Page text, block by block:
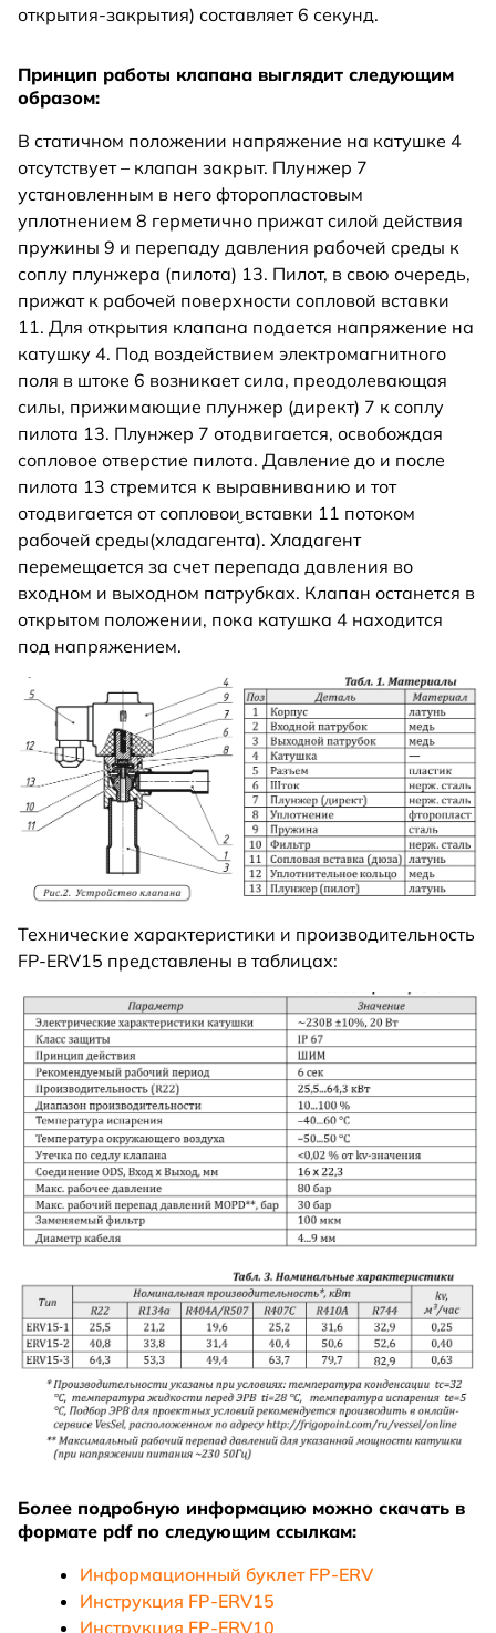
открытия-закрытия) составляет 6 секунд.
Принцип работы клапана выглядит следующим
образом:
В статичном положении напряжение на катушке 4
отсутствует – клапан закрыт. Плунжер 7
установленным в него фторопластовым
уплотнением 8 герметично прижат силой действия
пружины 9 и перепаду давления рабочей среды к
соплу плунжера (пилота) 13. Пилот, в свою очередь,
прижат к рабочей поверхности сопловой вставки
11. Для открытия клапана подается напряжение на
катушку 4. Под воздействием электромагнитного
поля в штоке 6 возникает сила, преодолевающая
силы, прижимающие плунжер (директ) 7 к соплу
пилота 13. Плунжер 7 отодвигается, освобождая
сопловое отверстие пилота. Давление до и после
пилота 13 стремится к выравниванию и тот
отодвигается от сопловои̮ вставки 11 потоком
рабочей среды(хладагента). Хладагент
перемещается за счет перепада давления во
входном и выходном патрубках. Клапан останется в
открытом положении, пока катушка 4 находится
под напряжением.
Технические характеристики и производительность
FP-ERV15 представлены в таблицах:
Более подробную информацию можно скачать в
формате pdf по следующим ссылкам:
Информационный буклет FP-ERV
Инструкция FP-ERV15
Инструкция FP-ERV10